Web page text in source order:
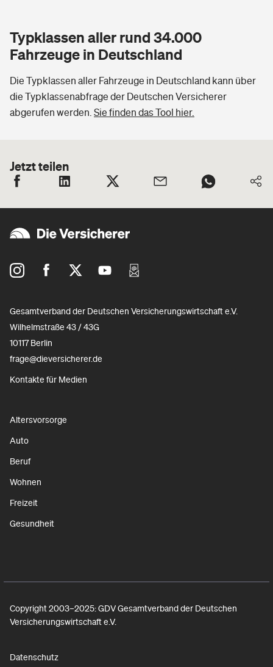
Typklassen aller rund 34.000
Fahrzeuge in Deutschland
Die Typklassen aller Fahrzeuge in Deutschland kann über
die Typklassenabfrage der Deutschen Versicherer
abgerufen werden. Sie finden das Tool hier.
Jetzt teilen
Gesamtverband der Deutschen Versicherungswirtschaft e.V.
Wilhelmstraße 43 / 43G
10117 Berlin
frage@dieversicherer.de
Kontakte für Medien
Altersvorsorge
Auto
Beruf
Wohnen
Freizeit
Gesundheit
Copyright 2003–2025: GDV Gesamtverband der Deutschen
Versicherungswirtschaft e.V.
Datenschutz